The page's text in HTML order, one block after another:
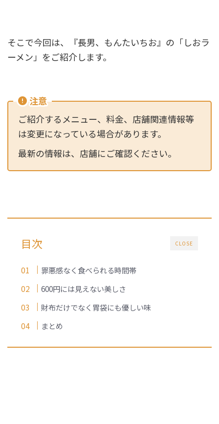
そこで今回は、『長男、もんたいちお』の「しおラ
ーメン」をご紹介します。
注意
ご紹介するメニュー、料金、店舗関連情報等
は変更になっている場合があります。
最新の情報は、店舗にご確認ください。
CLOSE
目次
罪悪感なく食べられる時間帯
600円には見えない美しさ
財布だけでなく胃袋にも優しい味
まとめ